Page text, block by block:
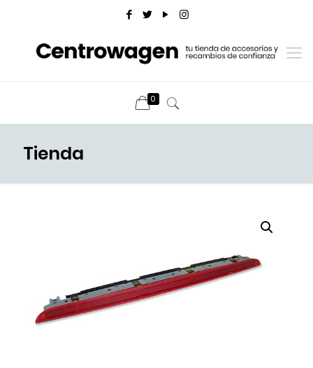
0
Tienda